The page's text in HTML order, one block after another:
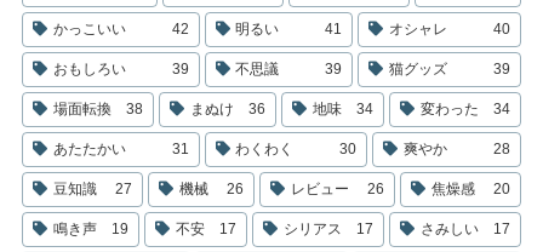
かっこいい 42 明るい 41 オシャレ 40
おもしろい 39 不思議 39 猫グッズ 39
場面転換 38 まぬけ 36 地味 34 変わった 34
あたたかい 31 わくわく 30 爽やか 28
豆知識 27 機械 26 レビュー 26 焦燥感 20
鳴き声 19 不安 17 シリアス 17 さみしい 17